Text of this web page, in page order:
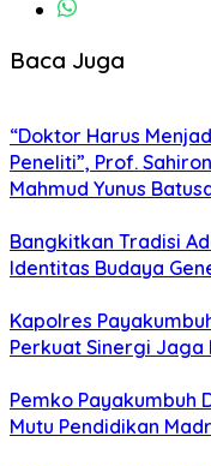
Baca Juga
“Doktor Harus
Peneliti”, Prof.
Mahmud Yunus
Bangkitkan Tradisi
Identitas Budaya
Kapolres
Perkuat Sinergi Jaga
Pemko Payakumbuh
Mutu Pendidikan